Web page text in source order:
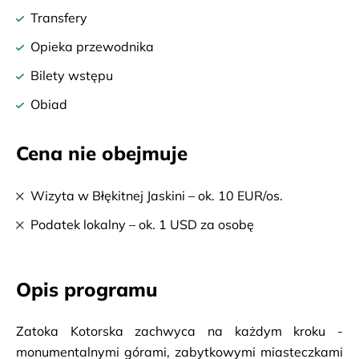
Transfery
Opieka przewodnika
Bilety wstępu
Obiad
Cena nie obejmuje
Wizyta w Błękitnej Jaskini – ok. 10 EUR/os.
Podatek lokalny – ok. 1 USD za osobę
Opis programu
Zatoka Kotorska zachwyca na każdym kroku -
monumentalnymi górami, zabytkowymi miasteczkami